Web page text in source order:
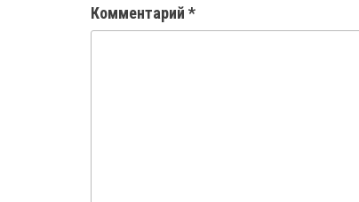
Комментарий *